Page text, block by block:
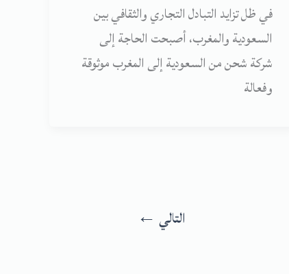
في ظل تزايد التبادل التجاري والثقافي بين
السعودية والمغرب، أصبحت الحاجة إلى
شركة شحن من السعودية إلى المغرب موثوقة
وفعالة
التالي ←